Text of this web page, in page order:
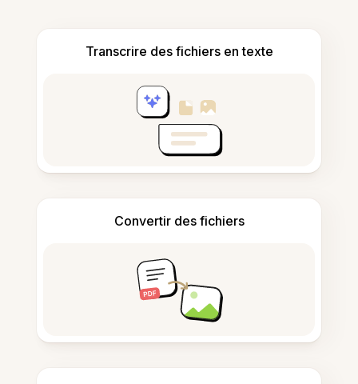
Transcrire des fichiers en texte
Convertir des fichiers